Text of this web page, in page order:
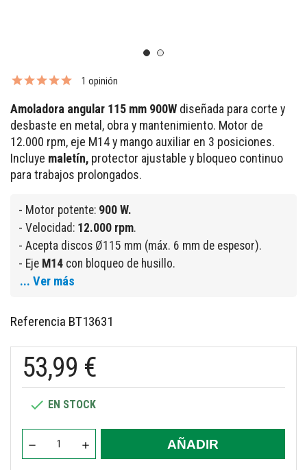
1 opinión
Amoladora angular 115 mm 900W diseñada para corte y
desbaste en metal, obra y mantenimiento. Motor de
12.000 rpm, eje M14 y mango auxiliar en 3 posiciones.
Incluye maletín, protector ajustable y bloqueo continuo
para trabajos prolongados.
- Motor potente: 900 W.
- Velocidad: 12.000 rpm.
- Acepta discos Ø115 mm (máx. 6 mm de espesor).
- Eje M14 con bloqueo de husillo.
... Ver más
Referencia BT13631
53,99 €
 EN STOCK
AÑADIR